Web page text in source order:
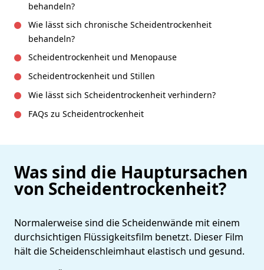
behandeln?
Wie lässt sich chronische Scheidentrockenheit
behandeln?
Scheidentrockenheit und Menopause
Scheidentrockenheit und Stillen
Wie lässt sich Scheidentrockenheit verhindern?
FAQs zu Scheidentrockenheit
Was sind die Hauptursachen
von Scheidentrockenheit?
Normalerweise sind die Scheidenwände mit einem
durchsichtigen Flüssigkeitsfilm benetzt. Dieser Film
hält die Scheidenschleimhaut elastisch und gesund.